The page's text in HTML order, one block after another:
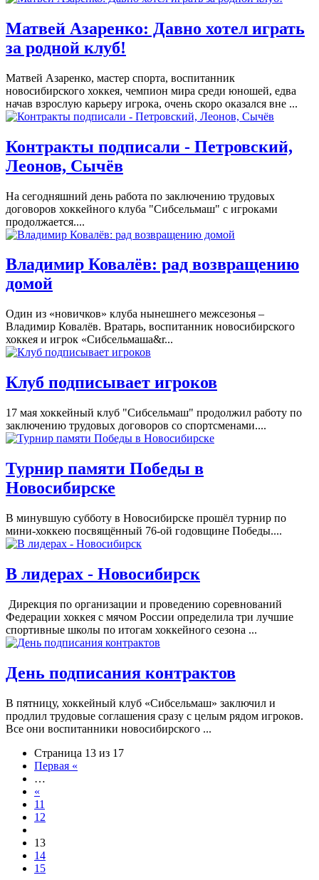
Матвей Азаренко: Давно хотел играть
за родной клуб!
Матвей Азаренко, мастер спорта, воспитанник
новосибирского хоккея, чемпион мира среди юношей, едва
начав взрослую карьеру игрока, очень скоро оказался вне ...
Контракты подписали - Петровский,
Леонов, Сычёв
На сегодняшний день работа по заключению трудовых
договоров хоккейного клуба "Сибсельмаш" с игроками
продолжается....
Владимир Ковалёв: рад возвращению
домой
Один из «новичков» клуба нынешнего межсезонья –
Владимир Ковалёв. Вратарь, воспитанник новосибирского
хоккея и игрок «Сибсельмаша&r...
Клуб подписывает игроков
17 мая хоккейный клуб "Сибсельмаш" продолжил работу по
заключению трудовых договоров со спортсменами....
Турнир памяти Победы в
Новосибирске
В минувшую субботу в Новосибирске прошёл турнир по
мини-хоккею посвящённый 76-ой годовщине Победы....
В лидерах - Новосибирск
Дирекция по организации и проведению соревнований
Федерации хоккея с мячом России определила три лучшие
спортивные школы по итогам хоккейного сезона ...
День подписания контрактов
В пятницу, хоккейный клуб «Сибсельмаш» заключил и
продлил трудовые соглашения сразу с целым рядом игроков.
Все они воспитанники новосибирского ...
Страница 13 из 17
Первая «
…
«
11
12
13
14
15